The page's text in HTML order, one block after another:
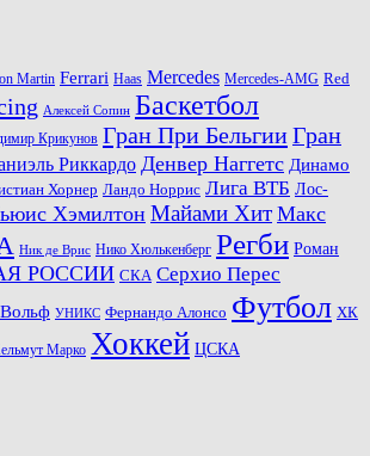
Martin Ferrari Haas Mercedes Mercedes-AMG Red
Алексей Сопин Баскетбол
Крикунов Гран При БельгииГран
Риккардо Денвер Наггетс Динамо
Хорнер Ландо Норрис Лига ВТБ Лос-
Хэмилтон Майами Хит Макс
Ник де Врис Нико Хюлькенберг Регби Роман
РОССИИ СКА Серхио Перес
УНИКС Фернандо Алонсо Футбол ХК
Марко Хоккей ЦСКА